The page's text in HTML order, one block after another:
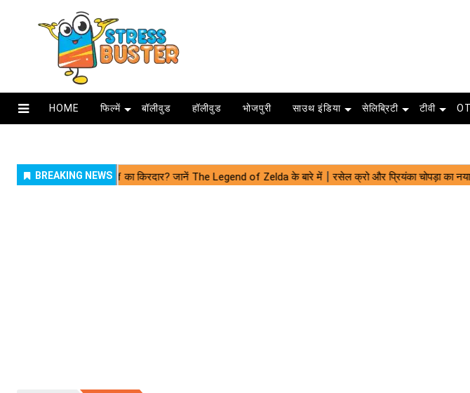
HOME फिल्में बॉलीवुड हॉलीवुड भोजपुरी साउथ इंडिया सेलिब्रिटी टीवी